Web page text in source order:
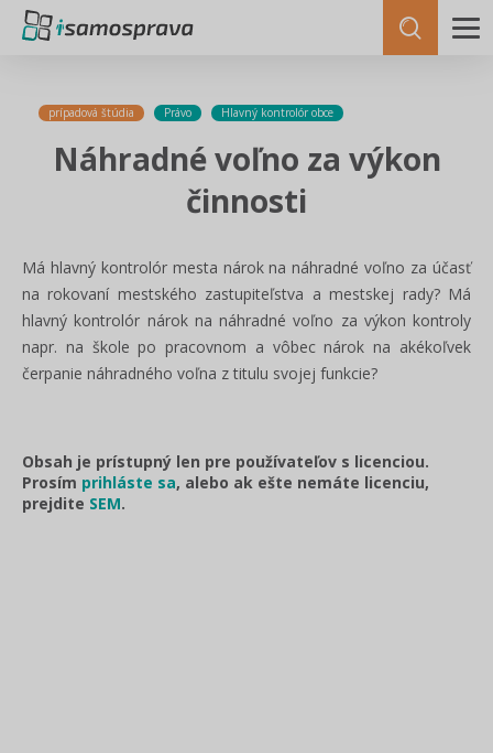
prípadová štúdia Právo Hlavný kontrolór obce
Náhradné voľno za výkon
činnosti
Má hlavný kontrolór mesta nárok na náhradné voľno za účasť
na rokovaní mestského zastupiteľstva a mestskej rady? Má
hlavný kontrolór nárok na náhradné voľno za výkon kontroly
napr. na škole po pracovnom a vôbec nárok na akékoľvek
čerpanie náhradného voľna z titulu svojej funkcie?
Obsah je prístupný len pre používateľov s licenciou.
Prosím prihláste sa, alebo ak ešte nemáte licenciu,
prejdite SEM.